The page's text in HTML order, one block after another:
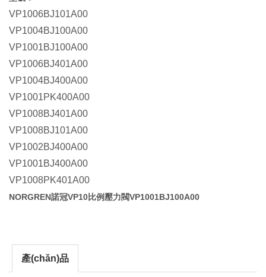
VP1006BJ101A00
VP1004BJ100A00
VP1001BJ100A00
VP1006BJ401A00
VP1004BJ400A00
VP1001PK400A00
VP1008BJ401A00
VP1008BJ101A00
VP1002BJ400A00
VP1001BJ400A00
VP1008PK401A00
NORGREN諾冠VP10比例壓力閥VP1001BJ100A00
產(chǎn)品